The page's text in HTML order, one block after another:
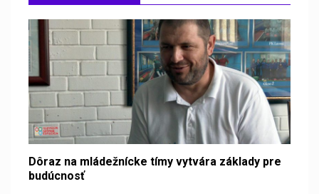
Dôraz na mládežnícke tímy vytvára základy pre
budúcnosť